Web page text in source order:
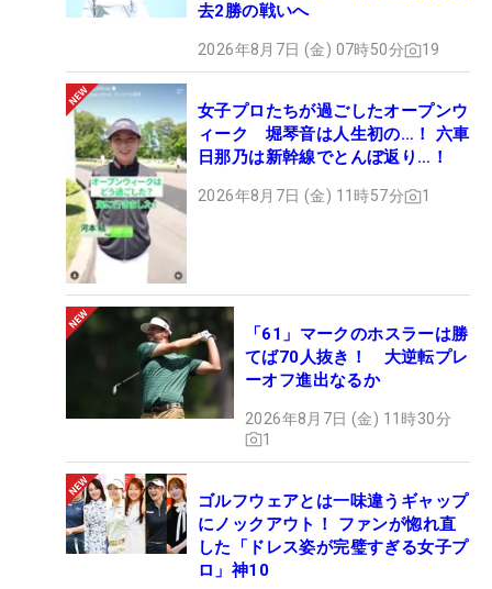
去2勝の戦いへ
2026年8月7日 (金) 07時50分 19
女子プロたちが過ごしたオープンウ
ィーク 堀琴音は人生初の…！ 六車
日那乃は新幹線でとんぼ返り…！
2026年8月7日 (金) 11時57分 1
「61」マークのホスラーは勝
てば70人抜き！ 大逆転プレ
ーオフ進出なるか
2026年8月7日 (金) 11時30分
1
ゴルフウェアとは一味違うギャップ
にノックアウト！ ファンが惚れ直
した「ドレス姿が完璧すぎる女子プ
ロ」神10